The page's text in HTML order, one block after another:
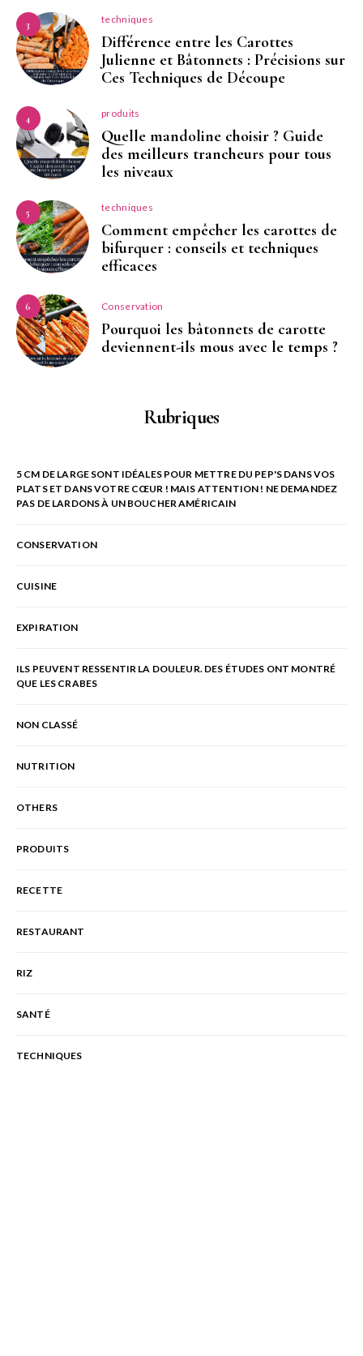
3 techniques
Différence entre les Carottes
Julienne et Bâtonnets : Précisions sur
Ces Techniques de Découpe
4 produits
Quelle mandoline choisir ? Guide
des meilleurs trancheurs pour tous
les niveaux
5 techniques
Comment empêcher les carottes de
bifurquer : conseils et techniques
efficaces
6 Conservation
Pourquoi les bâtonnets de carotte
deviennent-ils mous avec le temps ?
Rubriques
5 CM DE LARGE SONT IDÉALES POUR METTRE DU PEP'S DANS VOS
PLATS ET DANS VOTRE CŒUR ! MAIS ATTENTION ! NE DEMANDEZ
PAS DE LARDONS À UN BOUCHER AMÉRICAIN
CONSERVATION
CUISINE
EXPIRATION
ILS PEUVENT RESSENTIR LA DOULEUR. DES ÉTUDES ONT MONTRÉ
QUE LES CRABES
NON CLASSÉ
NUTRITION
OTHERS
PRODUITS
RECETTE
RESTAURANT
RIZ
SANTÉ
TECHNIQUES